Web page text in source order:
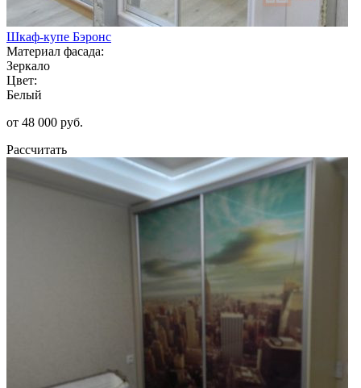
Шкаф-купе Бэронс
Материал фасада:
Зеркало
Цвет:
Белый
от 48 000 руб.
Рассчитать